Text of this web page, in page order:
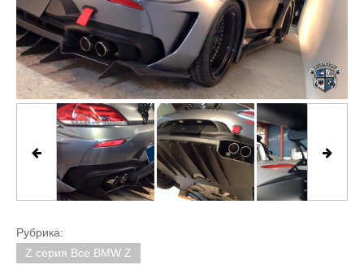
Рубрика:
Z серия Все BMW Z